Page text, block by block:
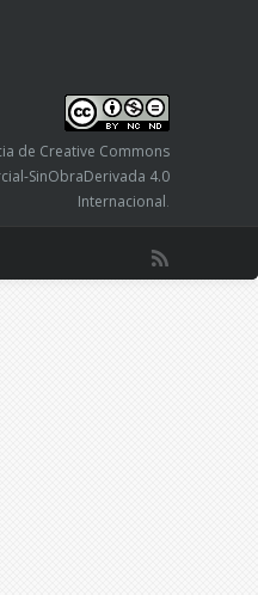
de Creative Commons
SinObraDerivada 4.0
Internacional